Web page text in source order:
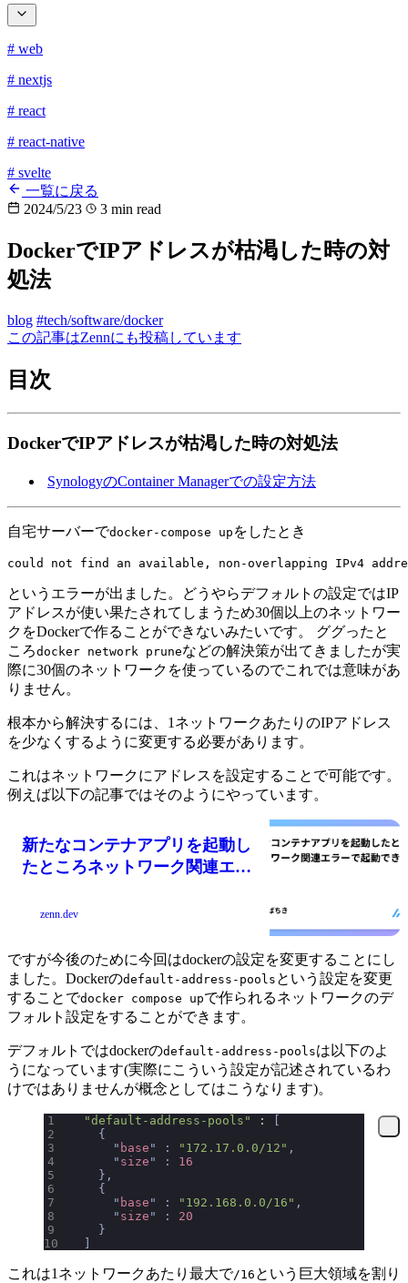
# web
# nextjs
# react
# react-native
# svelte
一覧に戻る
2024/5/23
3 min read
DockerでIPアドレスが枯渇した時の対
処法
blog #tech/software/docker
この記事はZennにも投稿しています
目次
DockerでIPアドレスが枯渇した時の対処法
SynologyのContainer Managerでの設定方法
自宅サーバーでdocker-compose up をしたとき
というエラーが出ました。どうやらデフォルトの設定ではIP
アドレスが使い果たされてしまうため30個以上のネットワー
クをDockerで作ることができないみたいです。 ググったと
ころdocker network pruneなどの解決策が出てきましたが実
際に30個のネットワークを使っているのでこれでは意味があ
りません。
根本から解決するには、1ネットワークあたりのIPアドレス
を少なくするように変更する必要があります。
これはネットワークにアドレスを設定することで可能です。
例えば以下の記事ではそのようにやっています。
新たなコンテナアプリを起動し
たところネットワーク関連エラ
zenn.dev
ですが今後のために今回はdockerの設定を変更することにし
ました。Dockerのdefault-address-pools という設定を変更
することでdocker compose upで作られるネットワークのデ
フォルト設定をすることができます。
デフォルトではdockerのdefault-address-poolsは以下のよ
うになっています(実際にこういう設定が記述されているわ
けではありませんが概念としてはこうなります)。
  "default-address-pools"
:
    {
      "
base " : "172.17.0.0/12" ,
      "
size " :
16
    },
    {
      "
base " : "192.168.0.0/16" ,
      "
size " :
20
    }
これは1ネットワークあたり最大で/16 という巨大領域を割り